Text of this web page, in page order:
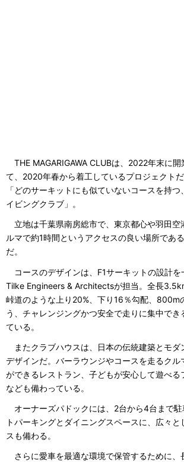
THE MAGARIGAWA CLUBは、2022年末に開
て、2020年春から着工しているプロジェクト
「どのサーキットにも似ていないコースを持
イビングクラブ」。
立地は千葉県南房総市で、東京都心や羽田空
ルマで約1時間というアクセスの良い場所であ
だ。
コースのデザインは、F1サーキットの設計を
Tilke Engineers & Architectsが担当。全長
峠道のような上り20%、下り16％勾配、800m
う、チャレンジングかつ安全で走りに集中でき
ている。
またクラブハウスは、日本の伝統建築とモダ
デザインだ。バーラウンジやコースを走るクル
ができるレストラン、子どもが安心して遊べる
なども備わっている。
オーナーズパドックには、2台から4台まで駐
トパーキングとダイニングスペースに、広々と
スも備わる。
さらに愛車を最適な環境で保管するために、